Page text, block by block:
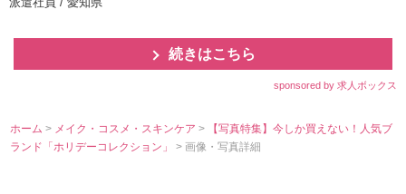
続きはこちら
sponsored by 求人ボックス
ホーム > メイク・コスメ・スキンケア>
【写真特集】今しか買えない！人気ブ
ランド「ホリデーコレクション」> 画像・写真詳細